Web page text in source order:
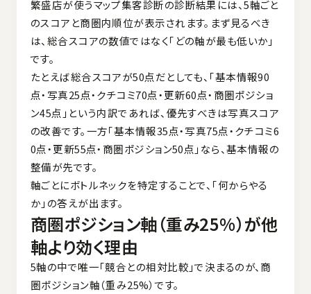
繁盛店が使うマップ集客診断の診断結果には、5軸ごと
のスコアと商圏内順位が表示されます。まず見るべき
は、総合スコアの数値ではなく「どの軸が最も低いか」
です。
たとえば総合スコアが50点だとしても、「基本情報90
点・写真25点・クチコミ70点・更新60点・商圏ポジショ
ン45点」という内訳であれば、優先すべきは写真スコア
の改善です。一方「基本情報35点・写真75点・クチコミ6
0点・更新55点・商圏ポジション50点」なら、基本情報の
整備が先です。
軸ごとにボトルネックを特定することで、「何からやる
か」の答えが出ます。
商圏ポジション軸（重み25%）が他
軸より効く理由
5軸の中で唯一「競合との相対比較」で決まるのが、商
圏ポジション軸（重み25%）です。